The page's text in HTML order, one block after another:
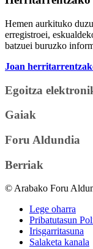
Hemen aurkituko
erregistroei,
batzuei buruzko
Joan
Egoitza
Gaiak
Foru Aldundia
Berriak
© Arabako Foru
Lege oharra
Pribatutasun
Irisgarritasuna
Salaketa kanala